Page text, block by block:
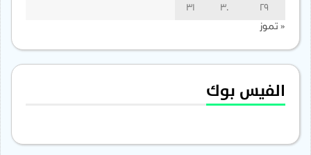
29
30
31
« تموز
الفيس بوك